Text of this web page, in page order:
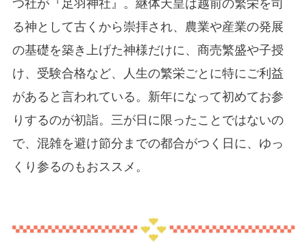
つ社が『足羽神社』。継体天皇は越前の繁栄を司
る神として古くから崇拝され、農業や産業の発展
の基礎を築き上げた神様だけに、商売繁盛や子授
け、受験合格など、人生の繁栄ごとに特にご利益
があると言われている。新年になって初めてお参
りするのが初詣。三が日に限ったことではないの
で、混雑を避け節分までの都合がつく日に、ゆっ
くり参るのもおススメ。